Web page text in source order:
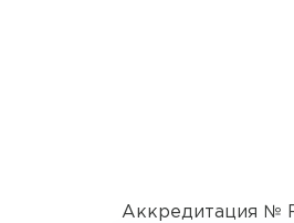
Аккредитация №